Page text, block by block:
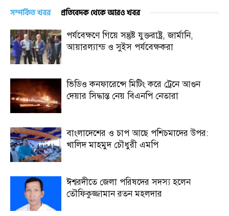
সম্পর্কিত খবর প্রতিবেদক থেকে আরও খবর
পর্যবেক্ষণে গিয়ে সন্তুষ্ট যুক্তরাষ্ট্র, জার্মানি,
আয়ারল্যান্ড ও সুইস পর্যবেক্ষকরা
ভিডিও কনফারেন্সে মিটিং করে ট্রেনে আগুন
দেয়ার সিদ্ধান্ত নেয় বিএনপি নেতারা
বাংলাদেশের ও চাপ আছে পশিচমাদের উপর:
খালিদ মাহমুদ চৌধুরী এমপি
ঈশ্বরদীতে জেলা পরিষদের সদস্য হলেন
তৌফিকুজ্জামান রতন মহলদার